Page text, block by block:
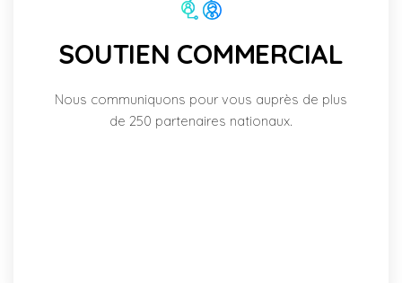
SOUTIEN COMMERCIAL
Nous communiquons pour vous auprès de plus
de 250 partenaires nationaux.